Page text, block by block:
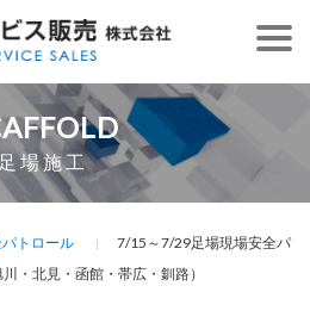
足場施工
トロール
7/15～7/29足場現場安全パ
・北見・函館・帯広・釧路）